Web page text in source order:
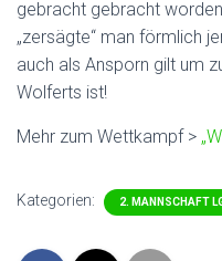
gebracht gebracht
„zersägte“ man förmlich
auch als Ansporn gilt um
Wolferts ist!
Mehr zum Wettkampf >
Kategorien: 2. MANNSCHAFT